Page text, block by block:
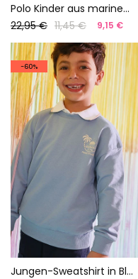
Polo Kinder aus marineblauer Baumwolle
22,95 € 11,45 € 9,15 €
-60%
Jungen-Sweatshirt in Blau